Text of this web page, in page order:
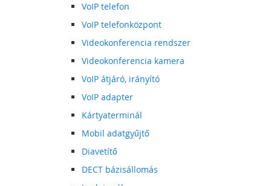
VoIP telefon
VoIP telefonközpont
Videokonferencia rendszer
Videokonferencia kamera
VoIP átjáró, irányító
VoIP adapter
Kártyaterminál
Mobil adatgyűjtő
Diavetítő
DECT bázisállomás